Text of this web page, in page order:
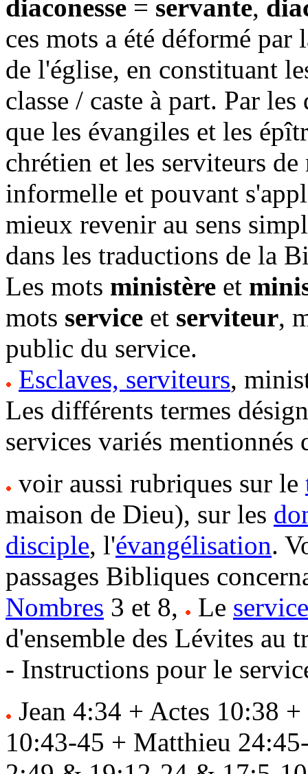
diaconesse = servante,
ces mots a été déformé
de l'église, en constituant
classe / caste à part. Par
que les évangiles et les
chrétien et les serviteurs
informelle et pouvant
mieux revenir au sens
dans les traductions de la
Les mots ministère et
mots service et serviteur,
public du service.
Esclaves, serviteurs,
Les différents termes
services variés mentionnés
voir aussi rubriques sur le
maison de Dieu), sur les
disciple, l'évangélisation.
passages Bibliques
Nombres 3 et 8, Le
d'ensemble des Lévites au
- Instructions pour le
Jean 4:34 + Actes 10:38
10:43-45 + Matthieu